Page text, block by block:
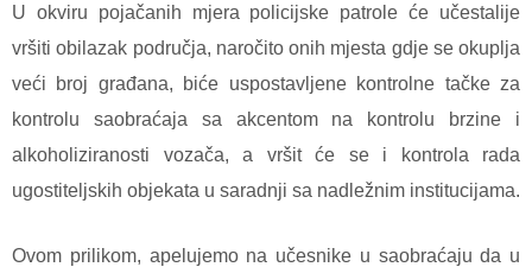
U okviru pojačanih mjera policijske patrole će učestalije
vršiti obilazak područja, naročito onih mjesta gdje se okuplja
veći broj građana, biće uspostavljene kontrolne tačke za
kontrolu saobraćaja sa akcentom na kontrolu brzine i
alkoholiziranosti vozača, a vršit će se i kontrola rada
ugostiteljskih objekata u saradnji sa nadležnim institucijama.
Ovom prilikom, apelujemo na učesnike u saobraćaju da u